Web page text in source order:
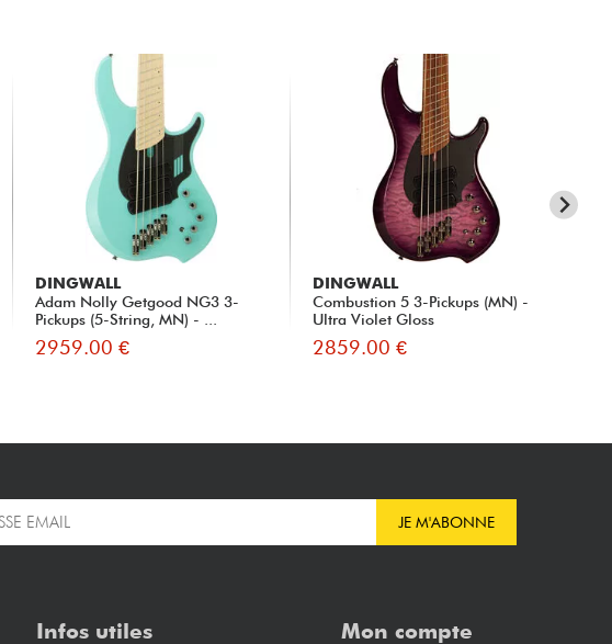
DINGWALL
Adam Nolly Getgood NG3 3-
Pickups (5-String, MN) - ...
2959.00 €
DINGWALL
Combustion 5 3-Pickups (MN) -
Ultra Violet Gloss
2859.00 €
JE M'ABONNE
Infos utiles Mon compte